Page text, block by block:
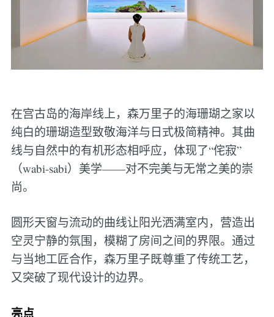
在宫古岛的海岸线上，森万里子的海珊瑚之家以
纯白的珊瑚造型致敬海洋与日式极简精神。其曲
线与自然中的有机形态相呼应，体现了“侘寂”
（wabi-sabi）美学——对不完美与无常之美的崇
尚。
圆形天窗与流动的曲线让阳光洒满室内，营造出
空灵宁静的氛围，模糊了房间之间的界限。通过
与当地工匠合作，森万里子既尊重了传统工艺，
又突破了现代设计的边界。
亮点